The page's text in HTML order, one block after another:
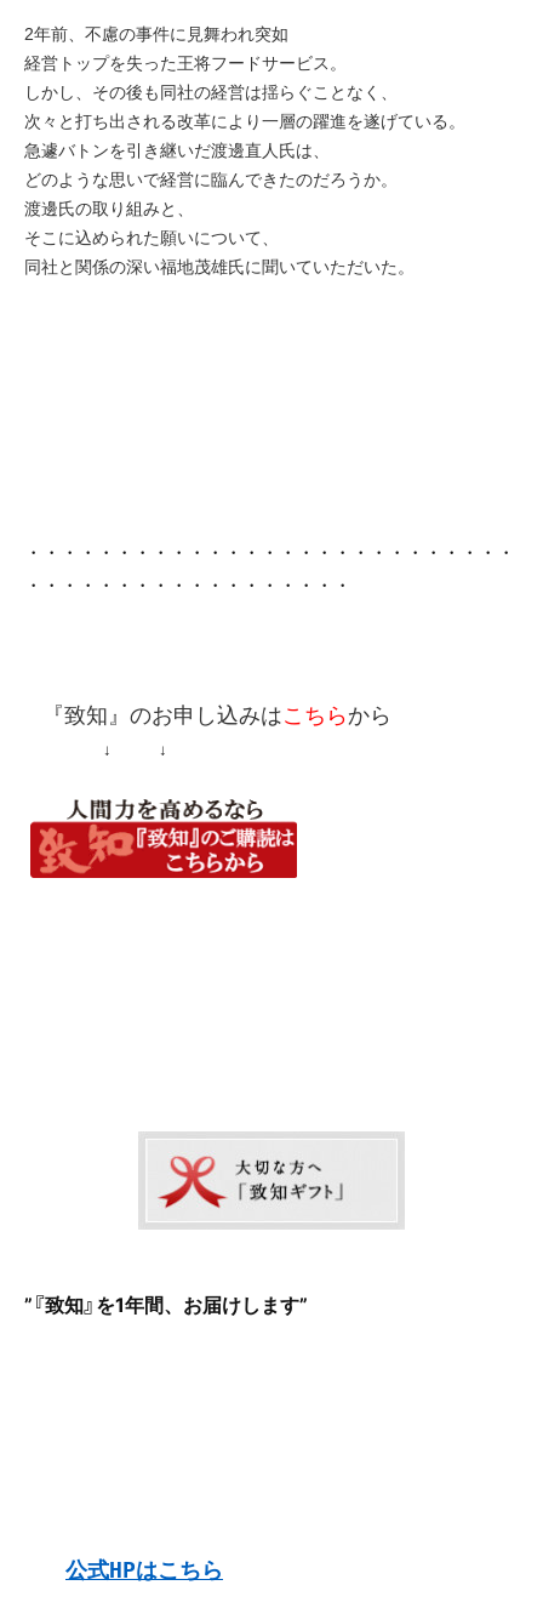
2年前、不慮の事件に見舞われ突如
経営トップを失った王将フードサービス。
しかし、その後も同社の経営は揺らぐことなく、
次々と打ち出される改革により一層の躍進を遂げている。
急遽バトンを引き継いだ渡邊直人氏は、
どのような思いで経営に臨んできたのだろうか。
渡邊氏の取り組みと、
そこに込められた願いについて、
同社と関係の深い福地茂雄氏に聞いていただいた。
・・・・・・・・・・・・・・・・・・・・・・・・・・・
・・・・・・・・・・・・・・・・・・
『致知』 のお申し込みはこちらから
↓ ↓
”『致知』を1年間、お届けします”
公式HPはこちら